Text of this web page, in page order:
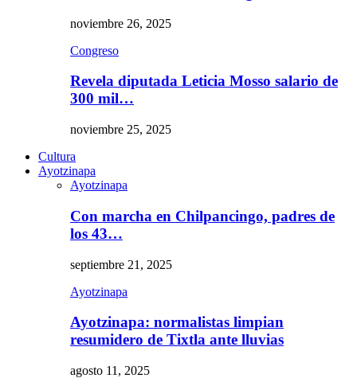
noviembre 26, 2025
Congreso
Revela diputada Leticia Mosso salario de
300 mil…
noviembre 25, 2025
Cultura
Ayotzinapa
Ayotzinapa
Con marcha en Chilpancingo, padres de
los 43…
septiembre 21, 2025
Ayotzinapa
Ayotzinapa: normalistas limpian
resumidero de Tixtla ante lluvias
agosto 11, 2025